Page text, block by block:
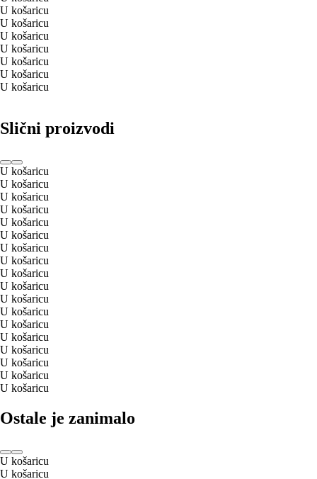
U košaricu
U košaricu
U košaricu
U košaricu
U košaricu
U košaricu
U košaricu
Slični proizvodi
U košaricu
U košaricu
U košaricu
U košaricu
U košaricu
U košaricu
U košaricu
U košaricu
U košaricu
U košaricu
U košaricu
U košaricu
U košaricu
U košaricu
U košaricu
U košaricu
U košaricu
U košaricu
Ostale je zanimalo
U košaricu
U košaricu